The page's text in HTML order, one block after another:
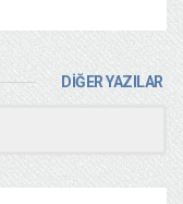
DİĞER YAZILAR